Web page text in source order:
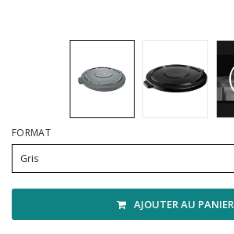
Tampons, porte-tampons et manches
FORMAT
Gris
AJOUTER AU PANIER